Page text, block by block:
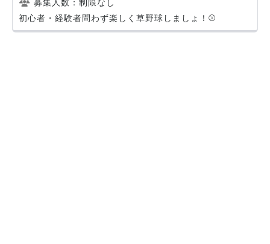
募集人数：制限なし
初心者・経験者問わず楽しく草野球しましょ！⚾️